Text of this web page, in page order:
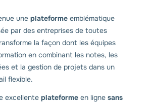
une plateforme emblématique
par des entreprises de toutes
la façon dont les équipes
en combinant les notes, les
et la gestion de projets dans un
flexible.
excellente plateforme en ligne sans